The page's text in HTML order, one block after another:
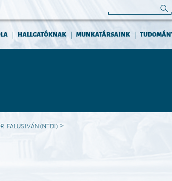
| HALLGATÓKNAK | MUNKATÁRSAINK |
FALUS IVÁN (NTDI) >